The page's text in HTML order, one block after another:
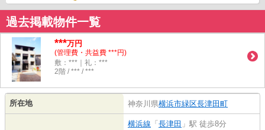
過去掲載物件一覧
***万円
(管理費・共益費 ***円)
敷：***｜礼：***
2階 / *** / ***
所在地 神奈川県横浜市緑区長津田町
横浜線 「 長津田 」駅 徒歩8分